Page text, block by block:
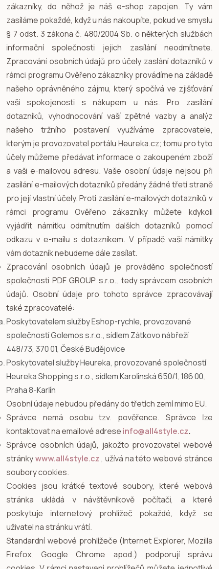
zákazníky, do něhož je náš e-shop zapojen. Ty vám
zasíláme pokaždé, když u nás nakoupíte, pokud ve smyslu
§ 7 odst. 3 zákona č. 480/2004 Sb. o některých službách
informační společnosti jejich zasílání neodmítnete.
Zpracování osobních údajů pro účely zaslání dotazníků v
rámci programu Ověřeno zákazníky provádíme na základě
našeho oprávněného zájmu, který spočívá ve zjišťování
vaší spokojenosti s nákupem u nás. Pro zasílání
dotazníků, vyhodnocování vaší zpětné vazby a analýz
našeho tržního postavení využíváme zpracovatele,
kterým je provozovatel portálu Heureka.cz; tomu pro tyto
účely můžeme předávat informace o zakoupeném zboží
a vaši e-mailovou adresu. Vaše osobní údaje nejsou při
zasílání e-mailových dotazníků předány žádné třetí straně
pro její vlastní účely. Proti zasílání e-mailových dotazníků v
rámci programu Ověřeno zákazníky můžete kdykoli
vyjádřit námitku odmítnutím dalších dotazníků pomocí
odkazu v e-mailu s dotazníkem. V případě vaší námitky
vám dotazník nebudeme dále zasílat.
Zpracování osobních údajů je prováděno společností
společnosti PDF GROUP s.r.o., tedy správcem osobních
údajů. Osobní údaje pro tohoto správce zpracovávají
také zpracovatelé:
Poskytovatelem služby Eshop-rychle, provozované
společností Golemos s.r.o., sídlem Zátkovo nábřeží
448/73, 370 01, České Budějovice
Poskytovatel služby Heureka, provozované společností
Heureka Shopping s.r.o., sídlem Karolinská 650/1, 186 00,
Praha 8-Karlín
Osobní údaje nebudou předány do třetích zemí mimo EU.
Správce nemá osobu tzv. pověřence. Správce lze
kontaktovat na emailové adrese info@all4style.cz.
Správce osobních údajů, jakožto provozovatel webové
stránkywww.all4style.cz , užívá na této webové stránce
soubory cookies.
Cookies jsou krátké textové soubory, které webová
stránka ukládá v návštěvníkově počítači, a které
poskytuje internetový prohlížeč pokaždé, když se
uživatel na stránku vrátí.
Standardní webové prohlížeče (Internet Explorer, Mozilla
Firefox, Google Chrome apod.) podporují správu